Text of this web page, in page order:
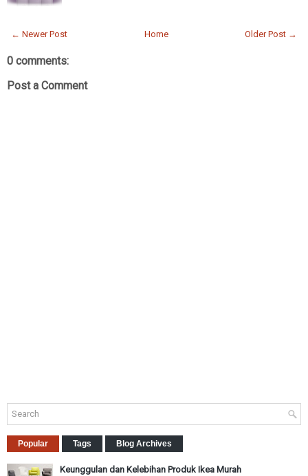
← Newer Post Older Post →
Home
0 comments:
Post a Comment
Popular Tags Blog Archives
Keunggulan dan Kelebihan Produk Ikea Murah